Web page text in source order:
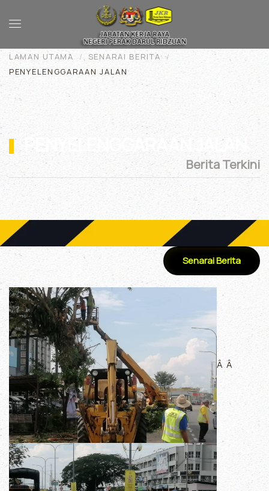
Skip to main content
LAMAN UTAMA
SENARAI BERITA
PENYELENGGARAAN JALAN
PENYELENGGARAAN JALAN
Berita Terkini
Senarai Berita
Â Â